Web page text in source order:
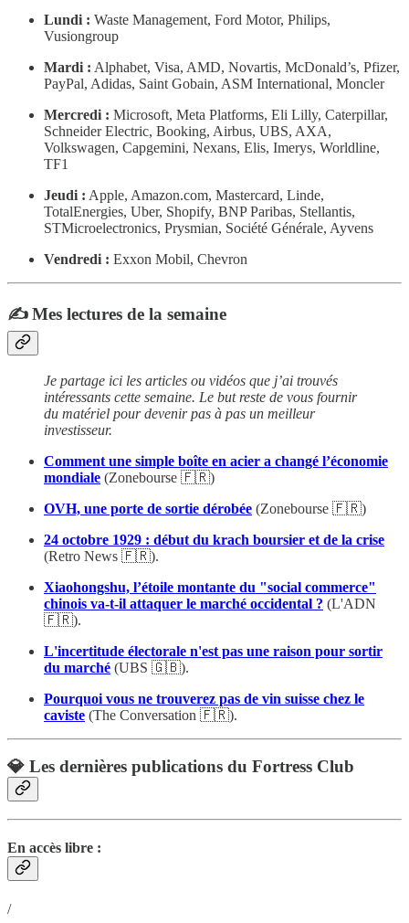
Lundi : Waste Management, Ford Motor, Philips,
Vusiongroup
Mardi : Alphabet, Visa, AMD, Novartis, McDonald’s, Pfizer,
PayPal, Adidas, Saint Gobain, ASM International, Moncler
Mercredi : Microsoft, Meta Platforms, Eli Lilly, Caterpillar,
Schneider Electric, Booking, Airbus, UBS, AXA,
Volkswagen, Capgemini, Nexans, Elis, Imerys, Worldline,
TF1
Jeudi : Apple, Amazon.com, Mastercard, Linde,
TotalEnergies, Uber, Shopify, BNP Paribas, Stellantis,
STMicroelectronics, Prysmian, Société Générale, Ayvens
Vendredi : Exxon Mobil, Chevron
✍️ Mes lectures de la semaine
Je partage ici les articles ou vidéos que j’ai trouvés
intéressants cette semaine. Le but reste de vous fournir
du matériel pour devenir pas à pas un meilleur
investisseur.
Comment une simple boîte en acier a changé l’économie
mondiale (Zonebourse 🇫🇷)
OVH, une porte de sortie dérobée (Zonebourse 🇫🇷)
24 octobre 1929 : début du krach boursier et de la crise
(Retro News 🇫🇷).
Xiaohongshu, l’étoile montante du "social commerce"
chinois va-t-il attaquer le marché occidental ? (L'ADN
🇫🇷).
L'incertitude électorale n'est pas une raison pour sortir
du marché (UBS 🇬🇧).
Pourquoi vous ne trouverez pas de vin suisse chez le
caviste (The Conversation 🇫🇷).
💎 Les dernières publications du Fortress Club
En accès libre :
/